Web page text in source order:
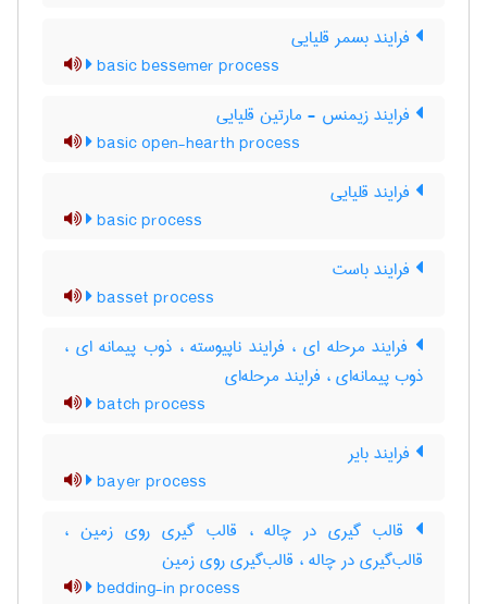
فرایند بسمر قلیایی
basic bessemer process
فرایند زیمنس - مارتین قلیایی
basic open-hearth process
فرایند قلیایی
basic process
فرایند باست
basset process
فرایند مرحله ای ، فرایند ناپیوسته ، ذوب پیمانه ای ،
ذوب پیمانه‌ای ، فرایند مرحله‌ای
batch process
فرایند بایر
bayer process
قالب گیری در چاله ، قالب گیری روی زمین ،
قالب‌گیری در چاله ، قالب‌گیری روی زمین
bedding-in process